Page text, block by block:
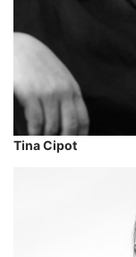
Tina Cipot